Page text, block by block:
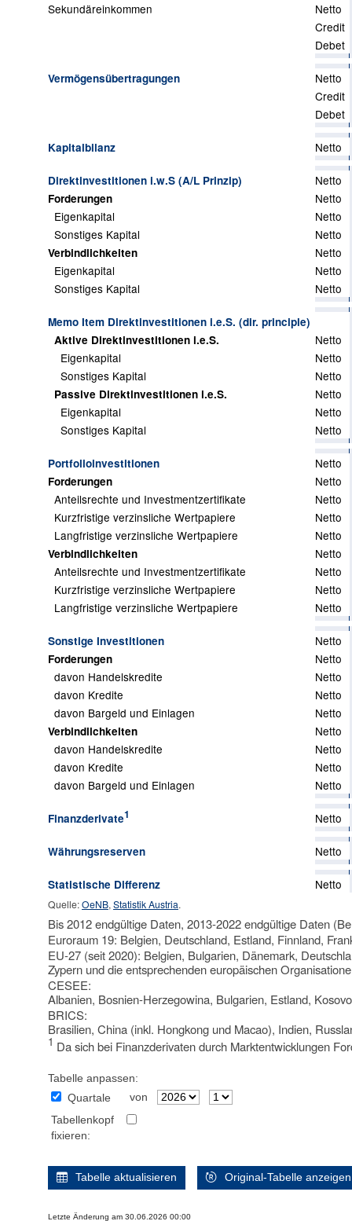
Sekundäreinkommen
Netto
Credit
Debet
Vermögensübertragungen
Netto
Credit
Debet
Kapitalbilanz Netto
Direktinvestitionen i.w.S (A/L Prinzip) Netto
Forderungen
Netto
Eigenkapital
Netto
Sonstiges Kapital
Netto
Verbindlichkeiten
Netto
Eigenkapital
Netto
Sonstiges Kapital
Netto
Memo Item Direktinvestitionen i.e.S. (dir. principle)
Aktive Direktinvestitionen i.e.S.
Netto
Eigenkapital
Netto
Sonstiges Kapital
Netto
Passive Direktinvestitionen i.e.S.
Netto
Eigenkapital
Netto
Sonstiges Kapital
Netto
Portfolioinvestitionen Netto
Forderungen
Netto
Anteilsrechte und Investmentzertifikate
Netto
Kurzfristige verzinsliche Wertpapiere
Netto
Langfristige verzinsliche Wertpapiere
Netto
Verbindlichkeiten
Netto
Anteilsrechte und Investmentzertifikate
Netto
Kurzfristige verzinsliche Wertpapiere
Netto
Langfristige verzinsliche Wertpapiere
Netto
Sonstige Investitionen Netto
Forderungen
Netto
davon Handelskredite
Netto
davon Kredite
Netto
davon Bargeld und Einlagen
Netto
Verbindlichkeiten
Netto
davon Handelskredite
Netto
davon Kredite
Netto
davon Bargeld und Einlagen
Netto
Finanzderivate1 Netto
Währungsreserven Netto
Statistische Differenz Netto
Quelle:OeNB, Statistik Austria.
Bis 2012 endgültige Daten, 2013-2022 endgültige Daten
Euroraum 19: Belgien, Deutschland, Estland, Finnland,
EU-27 (seit 2020): Belgien, Bulgarien, Dänemark,
Zypern und die entsprechenden europäischen
CESEE:
Albanien, Bosnien-Herzegowina, Bulgarien, Estland,
BRICS:
Brasilien, China (inkl. Hongkong und Macao), Indien,
1 Da sich bei Finanzderivaten durch Marktentwicklungen
Tabelle anpassen:
Quartale
von
Tabellenkopf
fixieren:
Tabelle aktualisieren Original-Tabelle anzeigen
Letzte Änderung am 30.06.2026 00:00